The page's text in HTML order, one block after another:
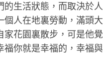
生活狀態，而取決於
人在地裏勞動，滿頭
花園裏散步，可是他
你就是幸福的，幸福